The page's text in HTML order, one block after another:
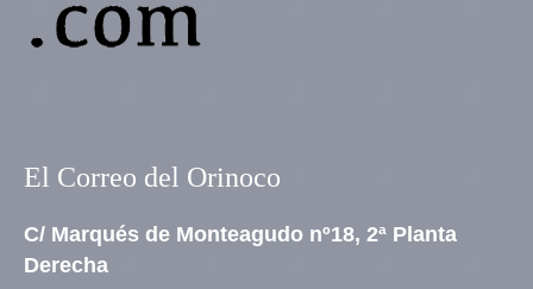
El Correo del Orinoco
C/ Marqués de Monteagudo nº18, 2ª Planta
Derecha